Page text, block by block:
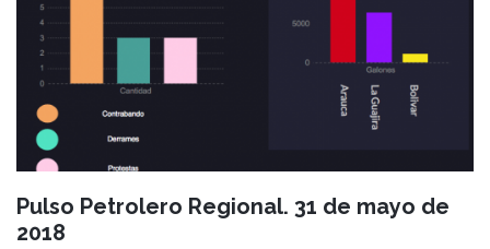
Pulso Petrolero Regional. 31 de mayo de
2018